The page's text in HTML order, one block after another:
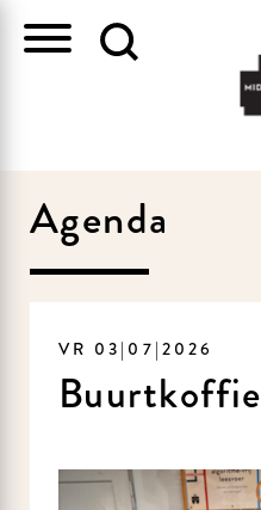
Agenda
VR 03|07|2026
Buurtkoffie